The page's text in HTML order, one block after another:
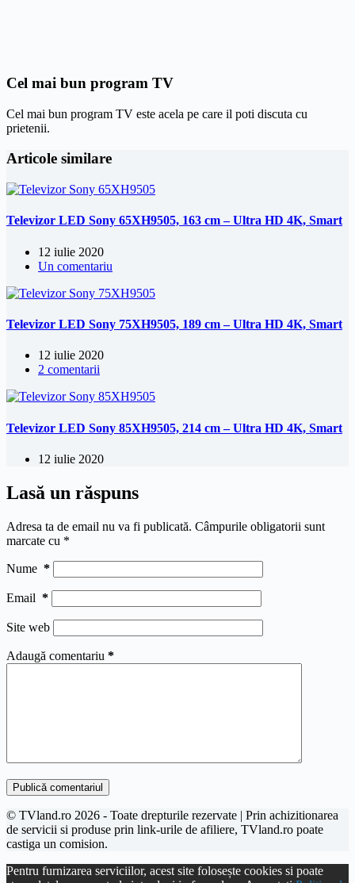
Cel mai bun program TV
Cel mai bun program TV este acela pe care il poti discuta cu
prietenii.
Articole similare
Televizor LED Sony 65XH9505, 163 cm – Ultra HD 4K, Smart
12 iulie 2020
Un comentariu
Televizor LED Sony 75XH9505, 189 cm – Ultra HD 4K, Smart
12 iulie 2020
2 comentarii
Televizor LED Sony 85XH9505, 214 cm – Ultra HD 4K, Smart
12 iulie 2020
Lasă un răspuns
Adresa ta de email nu va fi publicată. Câmpurile obligatorii sunt
marcate cu *
Nume *
Email *
Site web
Adaugă comentariu *
Publică comentariul
© TVland.ro 2026 - Toate drepturile rezervate | Prin achizitionarea
de servicii si produse prin link-urile de afiliere, TVland.ro poate
castiga un comision.
Pentru furnizarea serviciilor, acest site folosește cookies si poate